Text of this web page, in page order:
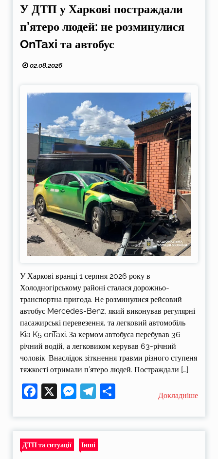
У ДТП у Харкові постраждали
п’ятеро людей: не розминулися
OnTaxi та автобус
02.08.2026
У Харкові вранці 1 серпня 2026 року в
Холодногірському районі сталася дорожньо-
транспортна пригода. Не розминулися рейсовий
автобус Mercedes-Benz, який виконував регулярні
пасажирські перевезення, та легковий автомобіль
Kia K5 onTaxi. За кермом автобуса перебував 36-
річний водій, а легковиком керував 63-річний
чоловік. Внаслідок зіткнення травми різного ступеня
тяжкості отримали п’ятеро людей. Постраждали […]
Facebook
X Messenger
Telegram
Поділитися
Докладніше
ДТП та ситуації Інші